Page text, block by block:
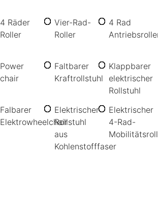
4 Räder
Roller
Vier-Rad-
Roller
4 Rad
Power
chair
Faltbarer
Kraftrollstuhl
Klappbarer
elektrischer
Rollstuhl
Falbarer
Elektrowheelchair
Elektrischer
Rollstuhl
aus
Kohlenstofffaser
Elektrischer
4-Rad-